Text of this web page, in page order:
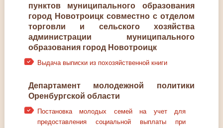
пунктов муниципального образования
город Новотроицк совместно с отделом
торговли и сельского хозяйства
администрации муниципального
образования город Новотроицк
Выдача выписки из похозяйственной книги
Департамент молодежной политики
Оренбургской области
Постановка молодых семей на учет для
предоставления социальной выплаты при